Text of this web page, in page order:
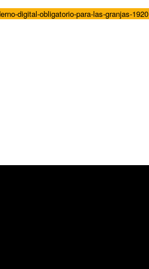
digital-obligatorio-para-las-granjas-1920